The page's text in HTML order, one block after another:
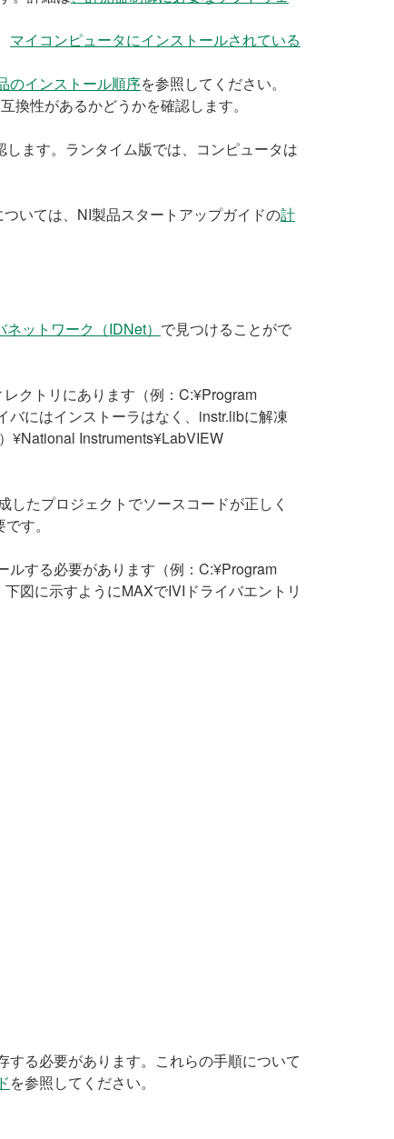
マイコンピュータにインストールされている
のインストール順序を参照してください。
性があるかどうかを確認します。
ます。ランタイム版では、コンピュータは
いては、NI製品スタートアップガイドの計
ットワーク（IDNet） で見つけることがで
クトリにあります（例：C:¥Program
にはインストーラはなく、instr.libに解凍
¥National Instruments¥LabVIEW
たプロジェクトでソースコードが正しく
す。
ルする必要があります（例：C:¥Program
図に示すようにMAXでIVIドライバエントリ
る必要があります。これらの手順について
を参照してください。